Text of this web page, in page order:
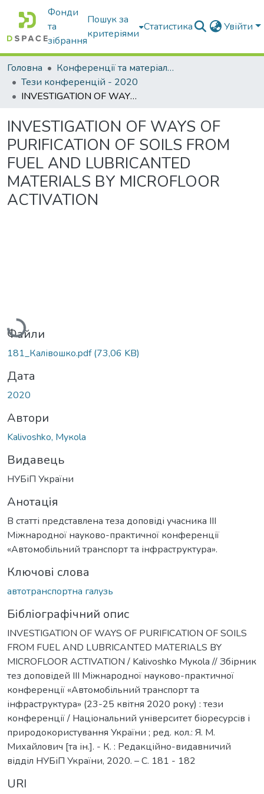
Фонди
та
зібрання
Пошук за
критеріями
Статистика Увійти
Головна
Конференції та матеріали конференцій
Тези конференцій - 2020
INVESTIGATION OF WAYS OF PURIFICATION OF SOILS FROM FUEL AND LUBRICANTED MATERIALS BY MICROFLOOR ACTIVATION
INVESTIGATION OF WAYS OF
PURIFICATION OF SOILS FROM
FUEL AND LUBRICANTED
MATERIALS BY MICROFLOOR
ACTIVATION
Вантажиться...
Файли
181_Калівошко.pdf(73,06 KB)
Дата
2020
Автори
Kalivoshko, Мукоla
Видавець
НУБіП України
Анотація
В статті представлена теза доповіді учасника ІІІ
Міжнародної науково-практичної конференції
«Автомобільний транспорт та інфраструктура».
Ключові слова
автотранспортна галузь
Бібліографічний опис
INVESTIGATION OF WAYS OF PURIFICATION OF SOILS
FROM FUEL AND LUBRICANTED MATERIALS BY
MICROFLOOR ACTIVATION / Kalivoshko Мукоla // Збірник
тез доповідей ІІІ Міжнародної науково-практичної
конференції «Автомобільний транспорт та
інфраструктура» (23-25 квітня 2020 року) : тези
конференції / Національний університет біоресурсів і
природокористування України ; ред. кол.: Я. М.
Михайлович [та ін.]. - К. : Редакційно-видавничий
відділ НУБіП України, 2020. – С. 181 - 182
URI